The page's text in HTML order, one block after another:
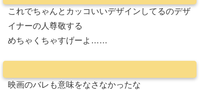
これでちゃんとカッコいいデザインしてるのデザ
イナーの人尊敬する
めちゃくちゃすげーよ……
映画のバレも意味をなさなかったな